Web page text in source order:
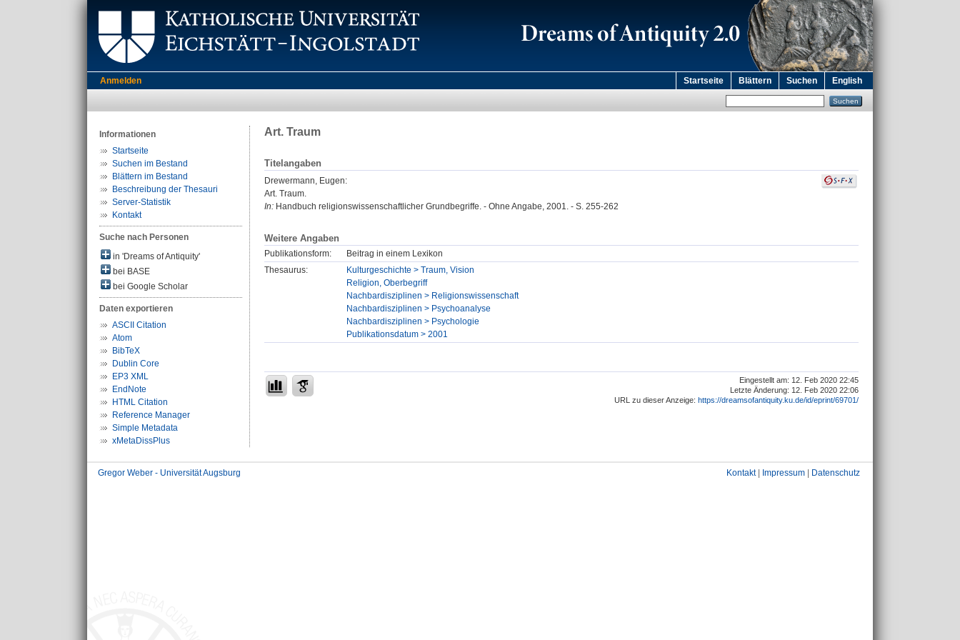
Anmelden Startseite Blättern Suchen English
Informationen
Startseite
Suchen im Bestand
Blättern im Bestand
Beschreibung der Thesauri
Server-Statistik
Kontakt
Suche nach Personen
in 'Dreams of Antiquity'
bei BASE
bei Google Scholar
Daten exportieren
ASCII Citation
Atom
BibTeX
Dublin Core
EP3 XML
EndNote
HTML Citation
Reference Manager
Simple Metadata
xMetaDissPlus
Art. Traum
Titelangaben
Drewermann, Eugen:
Art. Traum.
In: Handbuch religionswissenschaftlicher Grundbegriffe. - Ohne Angabe, 2001. - S. 255-262
Weitere Angaben
Publikationsform:
Beitrag in einem Lexikon
Thesaurus:
Kulturgeschichte > Traum, Vision
Religion, Oberbegriff
Nachbardisziplinen > Religionswissenschaft
Nachbardisziplinen > Psychoanalyse
Nachbardisziplinen > Psychologie
Publikationsdatum > 2001
Eingestellt am: 12. Feb 2020 22:45
Letzte Änderung: 12. Feb 2020 22:06
URL zu dieser Anzeige: https://dreamsofantiquity.ku.de/id/eprint/69701/
Gregor Weber - Universität Augsburg Kontakt| Impressum Datenschutz